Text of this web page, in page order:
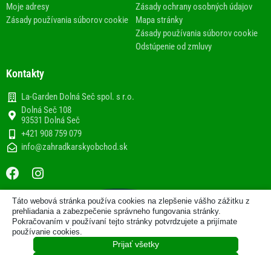
Moje adresy
Zásady používania súborov cookie
Zásady ochrany osobných údajov
Mapa stránky
Zásady používania súborov cookie
Odstúpenie od zmluvy
Kontakty
La-Garden Dolná Seč spol. s r.o.
Dolná Seč 108
93531 Dolná Seč
+421 908 759 079
info@zahradkarskyobchod.sk
F
a
c
e
b
o
I
n
s
t
a
g
2013-2020 © Internetový obchod
www.zahradkarskyobchod.sk prevádzkuje spoločnosť La-
Garden Dolná Seč spol. s r.o.
Táto webová stránka používa cookies na zlepšenie vášho zážitku z
prehliadania a zabezpečenie správneho fungovania stránky.
Pokračovaním v používaní tejto stránky potvrdzujete a prijímate
používanie cookies.
Prijať všetky